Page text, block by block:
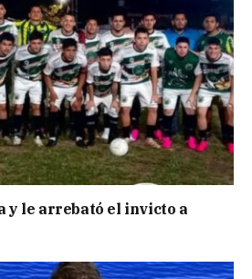
y le arrebató el invicto a